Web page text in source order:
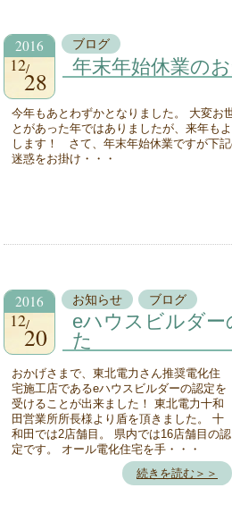
2016
12
28
ブログ
年末年始休業の
今年もあとわずかとなりました。 大変お
とがあった年ではありましたが、来年も
します！ さて、年末年始休業ですが下
迷惑をお掛け・・・
2016
12
20
お知らせ ブログ
eハウスビルダー
た
おかげさまで、東北電力さん推奨電化住
宅施工店であるeハウスビルダーの認定を
受けることが出来ました！ 東北電力十和
田営業所所長様より盾を頂きました。 十
和田では2店舗目。 県内では16店舗目の認
定です。 オール電化住宅を手・・・
続きを読む＞＞